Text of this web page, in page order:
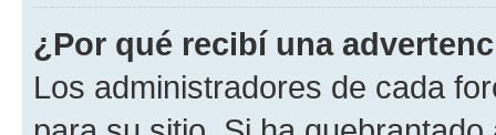
¿Por qué recibí una
Los administradores de cada